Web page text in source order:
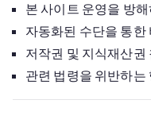
본 사이트 운영을 방
자동화된 수단을 통한
저작권 및 지식재산권
관련 법령을 위반하는